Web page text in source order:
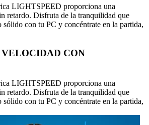
LIGHTSPEED proporciona una
retardo. Disfruta de la tranquilidad que
con tu PC y concéntrate en la partida,
CON
LIGHTSPEED proporciona una
retardo. Disfruta de la tranquilidad que
con tu PC y concéntrate en la partida,